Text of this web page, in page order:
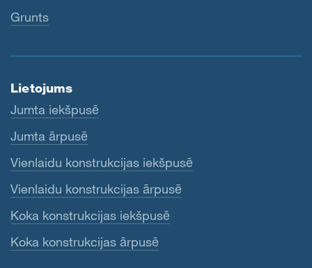
Grunts
Lietojums
Jumta iekšpusē
Jumta ārpusē
Vienlaidu konstrukcijas iekšpusē
Vienlaidu konstrukcijas ārpusē
Koka konstrukcijas iekšpusē
Koka konstrukcijas ārpusē